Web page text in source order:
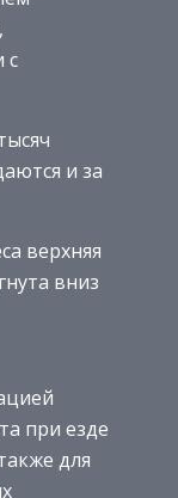
с
и за
верхняя
вниз
при езде
для